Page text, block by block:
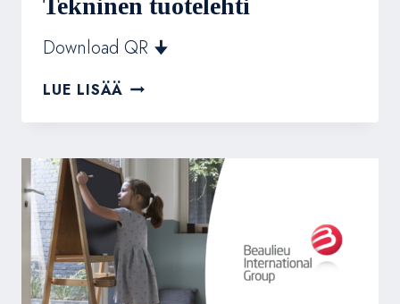
Download QR 🠋
LUE LISÄÄ BERRYALLOC
TEKNINEN